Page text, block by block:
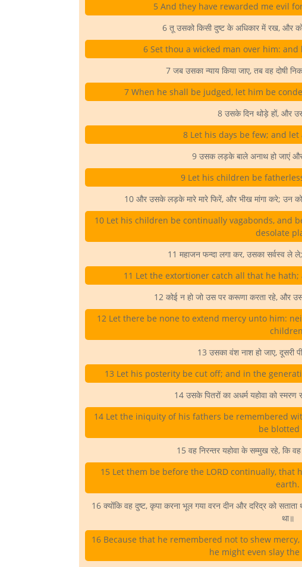
5 And they have rewarded me evil
6 तू उसको किसी दुष्ट के अधिकार में रख, और
6 Set thou a wicked man over him:
7 जब उसका न्याय किया जाए, तब वह दोषी
7 When he shall be judged, let him be
8 उसके दिन थोड़े हों, और
8 Let his days be few; and
9 उसक लड़के बाले अनाथ हो जाएं और
9 Let his children be
10 और उसके लड़के मारे मारे फिरें, और भीख मांगा करे; उन
10 Let his children be continually vagabonds, and
desolate
11 महाजन फन्दा लगा कर, उसका सर्वस्व ले
11 Let the extortioner catch all that he
12 कोई न हो जो उस पर करूणा करता रहे, और
12 Let there be none to extend mercy unto him:
13 उसका वंश नाश हो जाए, दूसरी
13 Let his posterity be cut off; and in the
14 उसके पितरों का अधर्म यहोवा को स्मरण
14 Let the iniquity of his fathers be remembered
be blotted
15 वह निरन्तर यहोवा के सम्मुख रहे, कि
15 Let them be before the LORD continually,
earth.
16 क्योंकि वह दुष्ट, कृपा करना भूल गया वरन दीन और दरिद्र को
था॥
16 Because that he remembered not to shew
he might even slay